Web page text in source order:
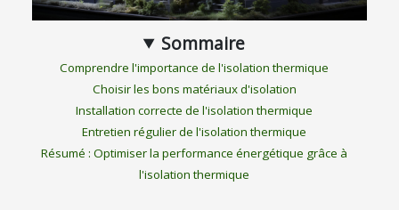
Sommaire
Comprendre l'importance de l'isolation thermique
Choisir les bons matériaux d'isolation
Installation correcte de l'isolation thermique
Entretien régulier de l'isolation thermique
Résumé : Optimiser la performance énergétique grâce à
l'isolation thermique